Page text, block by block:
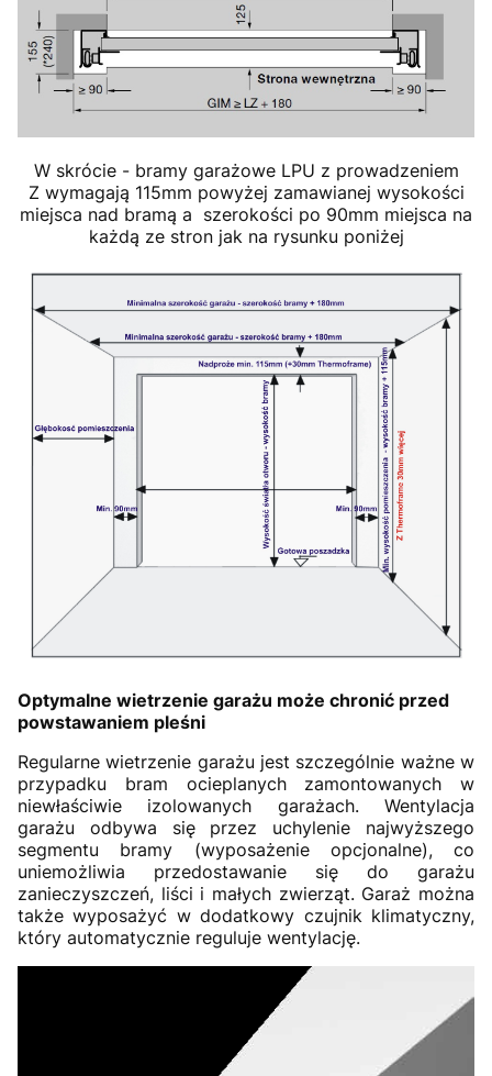
W skrócie - bramy garażowe LPU z prowadzeniem
Z wymagają 115mm powyżej zamawianej wysokości
miejsca nad bramą a szerokości po 90mm miejsca na
każdą ze stron jak na rysunku poniżej
Optymalne wietrzenie garażu może chronić przed
powstawaniem pleśni
Regularne wietrzenie garażu jest szczególnie ważne w
przypadku bram ocieplanych zamontowanych w
niewłaściwie izolowanych garażach. Wentylacja
garażu odbywa się przez uchylenie najwyższego
segmentu bramy (wyposażenie opcjonalne), co
uniemożliwia przedostawanie się do garażu
zanieczyszczeń, liści i małych zwierząt. Garaż można
także wyposażyć w dodatkowy czujnik klimatyczny,
który automatycznie reguluje wentylację.